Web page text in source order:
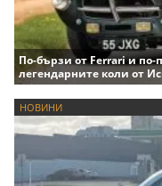
По-бързи от Ferrari и по-
легендарните коли от
НОВИНИ